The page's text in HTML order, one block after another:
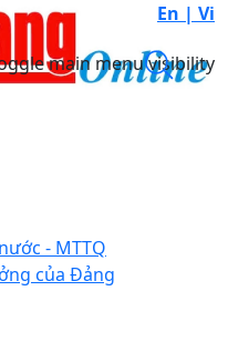
En | Vi
main menu visibility
- MTTQ
của Đảng